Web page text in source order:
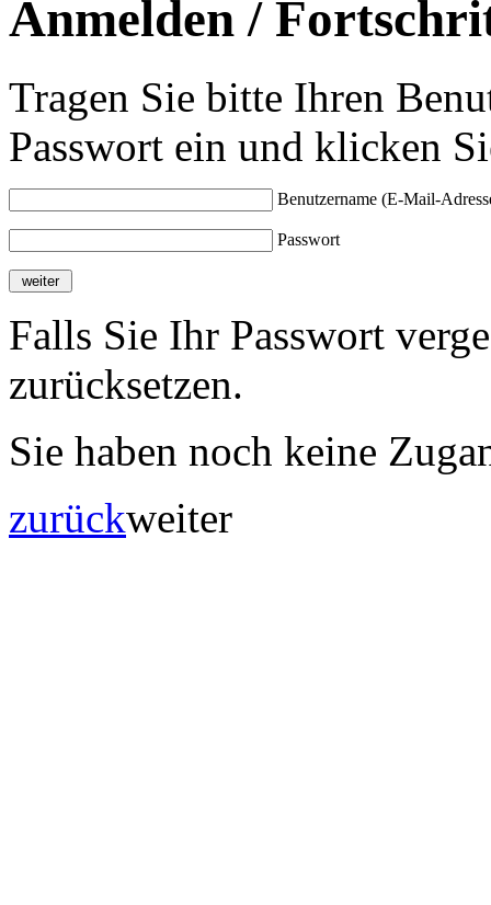
Anmelden /
Tragen Sie bitte Ihren
Passwort ein und klicken
Benutzername (E-Mail-
Passwort
Falls Sie Ihr Passwort
zurücksetzen.
Sie haben noch keine
zurückweiter